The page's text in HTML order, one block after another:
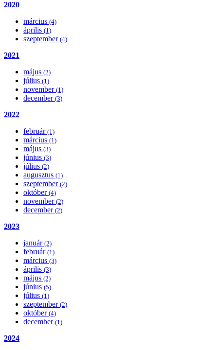
2020
március (4)
április (1)
szeptember (4)
2021
május (2)
július (1)
november (1)
december (3)
2022
február (1)
március (1)
május (3)
június (3)
július (2)
augusztus (1)
szeptember (2)
október (4)
november (2)
december (2)
2023
január (2)
február (1)
március (3)
április (3)
május (2)
június (5)
július (1)
szeptember (2)
október (4)
december (1)
2024